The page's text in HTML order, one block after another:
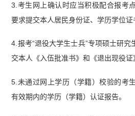
3.考生网上确认时应当积极配合报考
要求提交本人居民身份证、学历学位证
4.报考“退役大学生士兵”专项硕士研
交本人《入伍批准书》和《退出现役证
5.未通过网上学历（学籍）校验的考
有效期内的学历（学籍）认证报告。